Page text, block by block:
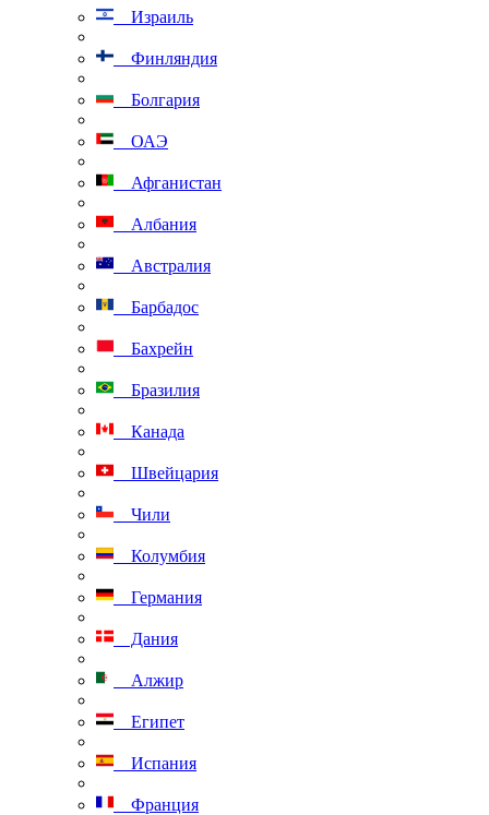
Израиль
Финляндия
Болгария
ОАЭ
Афганистан
Албания
Австралия
Барбадос
Бахрейн
Бразилия
Канада
Швейцария
Чили
Колумбия
Германия
Дания
Алжир
Египет
Испания
Франция